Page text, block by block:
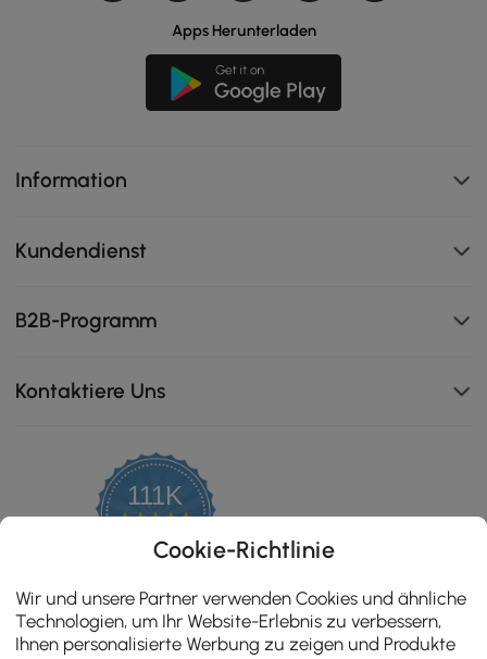
Apps Herunterladen
Information
Kundendienst
B2B-Programm
Kontaktiere Uns
111K
4.8
star
rating
ZERTIFIZIERTE BEWERTUNGEN
Cookie-Richtlinie
Wir und unsere Partner verwenden Cookies und ähnliche
Technologien, um Ihr Website-Erlebnis zu verbessern,
Ihnen personalisierte Werbung zu zeigen und Produkte